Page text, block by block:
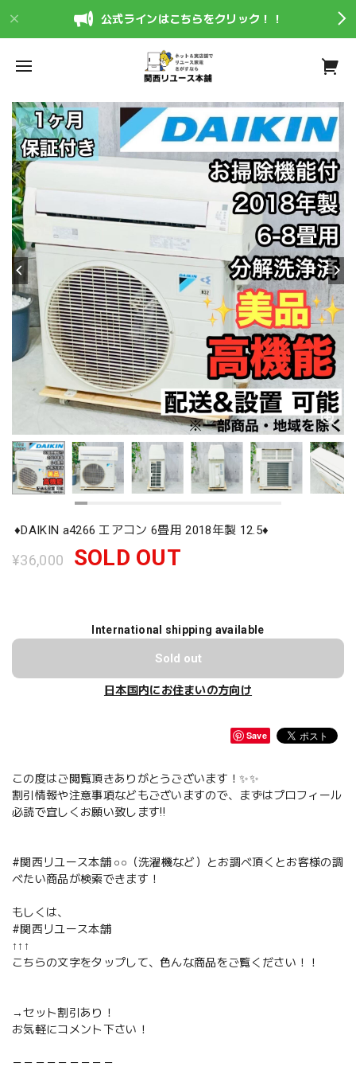
公式ラインはこちらをクリック！！
♦️DAIKIN a4266 エアコン 6畳用 2018年製 12.5♦️
¥36,000 SOLD OUT
International shipping available
Sold out
日本国内にお住まいの方向け
Save
この度はご閲覧頂きありがとうございます！✨✨
割引情報や注意事項などもございますので、まずはプロフィール
必読で宜しくお願い致します‼️
#関西リユース本舗 ○○（洗濯機など）とお調べ頂くとお客様の調
べたい商品が検索できます！
もしくは、
#関西リユース本舗
↑↑↑
こちらの文字をタップして、色んな商品をご覧ください！！
→セット割引あり！
お気軽にコメント下さい！
－－－－－－－－－